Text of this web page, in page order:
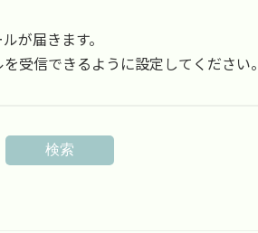
が届きます。
受信できるように設定してください。
検索